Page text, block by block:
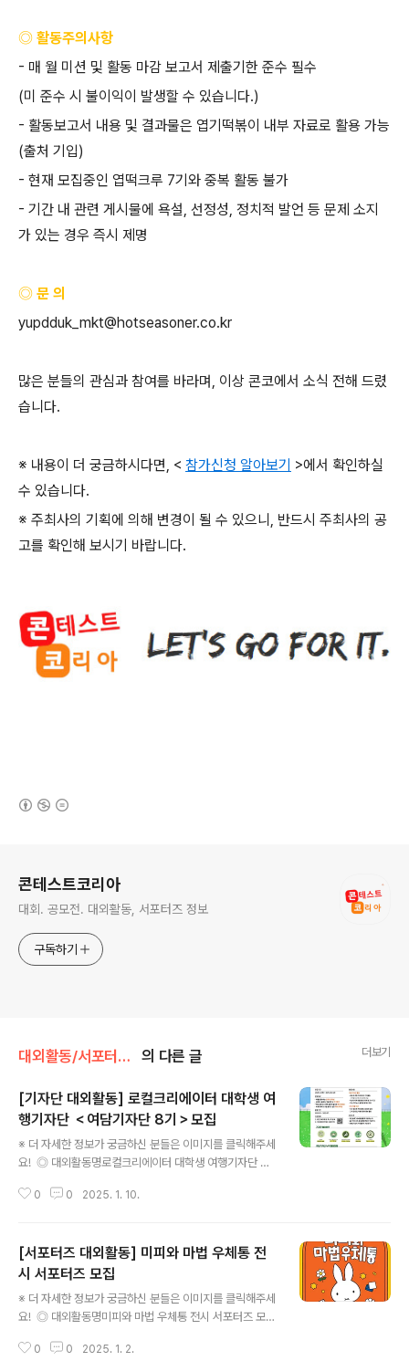
◎ 활동주의사항
- 매 월 미션 및 활동 마감 보고서 제출기한 준수 필수
(미 준수 시 불이익이 발생할 수 있습니다.)
- 활동보고서 내용 및 결과물은 엽기떡볶이 내부 자료로 활용 가능
(출처 기입)
- 현재 모집중인 엽떡크루 7기와 중복 활동 불가
- 기간 내 관련 게시물에 욕설, 선정성, 정치적 발언 등 문제 소지
가 있는 경우 즉시 제명
◎ 문 의
yupdduk_mkt@hotseasoner.co.kr
많은 분들의 관심과 참여를 바라며, 이상 콘코에서 소식 전해 드렸
습니다.
※ 내용이 더 궁금하시다면, < 참가신청 알아보기 >에서 확인하실
수 있습니다.
※ 주최사의 기획에 의해 변경이 될 수 있으니 , 반드시 주최사의 공
고를 확인해 보시기 바랍니다.
콘테스트코리아
대회. 공모전. 대외활동, 서포터즈 정보
구독하기
대외활동/서포터즈 • 기자단 의 다른 글 더보기
[기자단 대외활동] 로컬크리에이터 대학생 여
행기자단 ＜여담기자단 8기＞모집
※ 더 자세한 정보가 궁금하신 분들은 이미지를 클릭해주세
요! ◎ 대외활동명로컬크리에이터 대학생 여행기자단 ＜
국의 대학생- 새로운 나를 찾는 것을 즐기는 찐 여행가- ’역
영! [지원 자격]- 개인 블로그·SNS를 활발히 이용하는 자-
글쓰기와 사진, 영상 촬영·편집이 가능한 자- 6개월 이상의
기자활동이 가능한 자 ◎ 접수기간- 25.1.2(목) ~ 1.31
(금) 서류접수- 2월 중 합격자 발표※내부 사정에 따라 합
지역과 관련된 관광 취재 및 콘텐츠 개발- 기사, 카드뉴스,
0 0 2025. 1. 10.
[서포터즈 대외활동] 미피와 마법 우체통 전
시 서포터즈 모집
※ 더 자세한 정보가 궁금하신 분들은 이미지를 클릭해주세
요! ◎ 대외활동명미피와 마법 우체통 전시 서포터즈 모
안녕인사동 B1 인사센트럴뮤지엄- 전시 기간 : 2024년 1
0 0 2025. 1. 2.